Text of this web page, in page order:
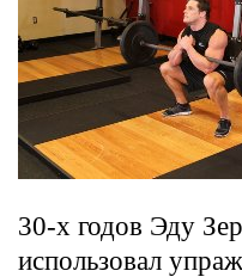
30-х годов Эду
использовал